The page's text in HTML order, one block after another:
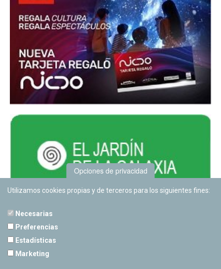
Opciones de privacidad
Utilizamos cookies propias y de terceros para los siguientes fines:
Necesarias
Preferencias
Estadísticas
Marketing